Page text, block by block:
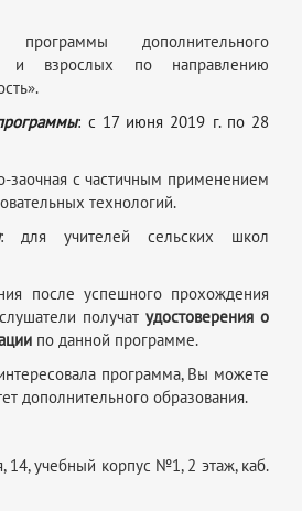
дополнительного
и взрослых по направлению
: с 17 июня 2019 г. по 28
заочная с частичным применением
технологий.
: для учителей сельских школ
после успешного прохождения
получат удостоверения о
по данной программе.
программа, Вы можете
дополнительного образования.
14, учебный корпус №1, 2 этаж, каб.